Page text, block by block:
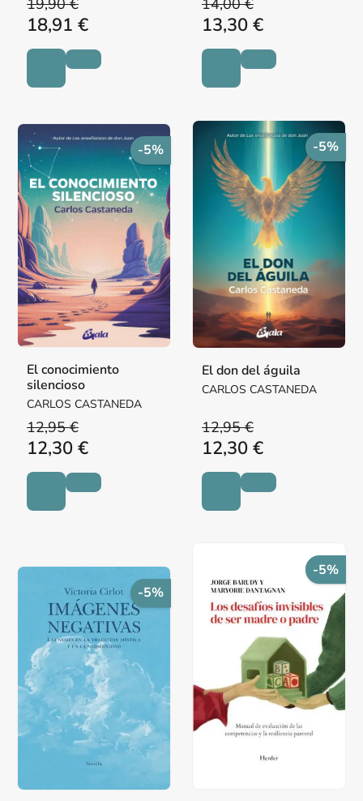
19,90 €
18,91 €
14,00 €
13,30 €
-5%
El conocimiento
silencioso
CARLOS CASTANEDA
12,95 €
12,30 €
-5%
El don del águila
CARLOS CASTANEDA
12,95 €
12,30 €
-5%
-5%